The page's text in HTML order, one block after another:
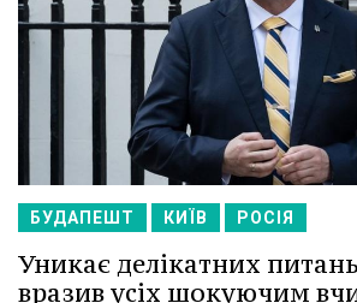
БУДАПЕШТ КИЇВ РОСІЯ
Уникає делікатних
вразив усіх шокуючим